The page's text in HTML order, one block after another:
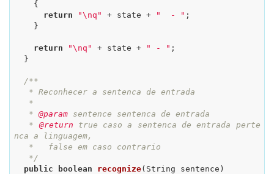
return
"\nq" + state + "  - " ;
return "\nq" + state + " - " ;
/**
   *
@param sentence sentenca de entrada
   *
@return true caso a sentenca de entrada perte
nca a linguagem,
   */
public
boolean recognize(String sentence)